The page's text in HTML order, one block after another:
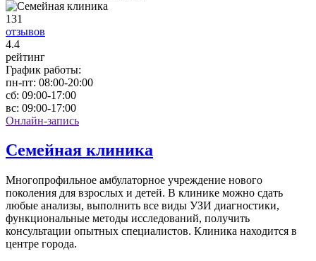
131
отзывов
4.4
рейтинг
График работы:
пн-пт: 08:00-20:00
сб: 09:00-17:00
вс: 09:00-17:00
Онлайн-запись
Семейная клиника
Многопрофильное амбулаторное учреждение нового
поколения для взрослых и детей. В клинике можно сдать
любые анализы, выполнить все виды УЗИ диагностики,
функциональные методы исследований, получить
консультации опытных специалистов. Клиника находится в
центре города.